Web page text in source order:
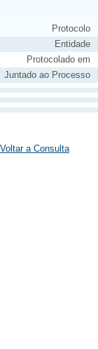
Protocolo
Entidade
Protocolado em
Juntado ao Processo
Voltar a Consulta